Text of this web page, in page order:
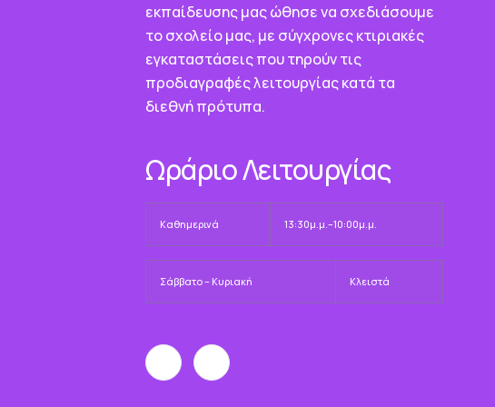
εκπαίδευσης μας ώθησε να σχεδιάσουμε
το σχολείο μας, με σύγχρονες κτιριακές
εγκαταστάσεις που τηρούν τις
προδιαγραφές λειτουργίας κατά τα
διεθνή πρότυπα.
Ωράριο Λειτουργίας
Καθημερινά 13:30μ.μ.–10:00μ.μ.
Σάββατο – Κυριακή Κλειστά